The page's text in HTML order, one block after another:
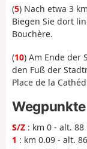
(5) Nach etwa 3
Biegen Sie dort
Bouchère.
(10) Am Ende der
den Fuß der
Place de la
Wegpunkte
S/Z : km 0 - alt.
1 : km 0.09 - alt.